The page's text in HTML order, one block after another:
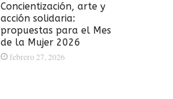
Concientización, arte y
acción solidaria:
propuestas para el Mes
de la Mujer 2026
febrero 27, 2026